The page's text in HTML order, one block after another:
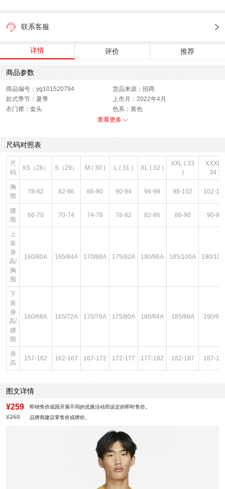
联系客服
详情 评价 推荐
商品参数
商品编号：yg101520794
货品来源：招商
款式季节：夏季
上市月：2022年4月
衣门襟：套头
色系：黄色
版型：标准
查看更多
尺码对照表
尺
码
XS（28） S（29） M ( 30 ) L ( 31 ) XL ( 32 )
XXL ( 33
)
XXXL (
34 )
胸
围
78-82 82-86 86-90 90-94 94-98 98-102 102-
腰
围
66-70 70-74 74-78 78-82 82-86 86-90 90-94
上
装
身
高/
胸
围
160/80A 165/84A 170/88A 175/92A 180/96A 185/100A 190/
下
装
身
高/
腰
围
160/68A 165/72A 170/76A 175/80A 180/84A 185/88A 190/
身
高
157-162 162-167 167-172 172-177 177-182 182-187 187-
图文详情
¥259 即销售价或因开展不同的优惠活动而设定的即时售价。
¥259 品牌商建议零售价或牌价。